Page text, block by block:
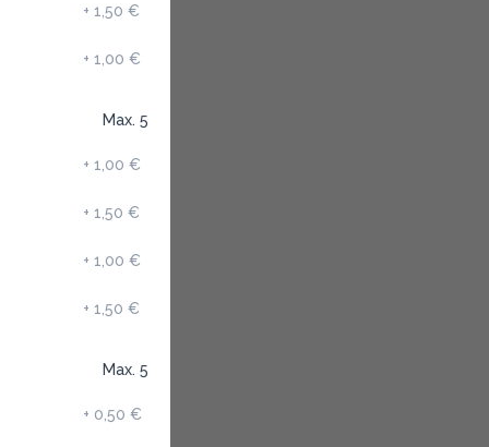
+ 1,50 €
+ 1,00 €
Max. 5
+ 1,00 €
+ 1,50 €
+ 1,00 €
+ 1,50 €
Max. 5
+ 0,50 €